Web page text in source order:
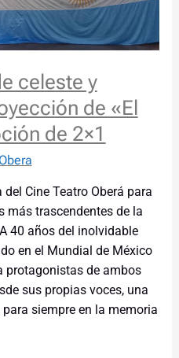
celeste y
de «El
de 2×1
Cine Teatro Oberá para
más trascendentes de la
40 años del inolvidable
en el Mundial de México
protagonistas de ambos
sus propias voces, una
siempre en la memoria